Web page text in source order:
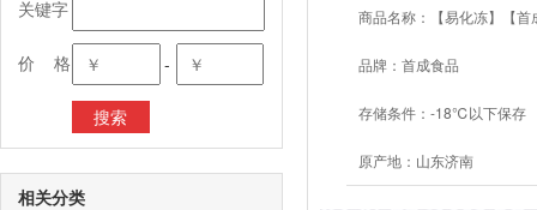
关键字
价 格 -
相关分类
商品名称： 【易化冻】【
品牌： 首成食品
存储条件： -18℃以下保存
原产地： 山东济南